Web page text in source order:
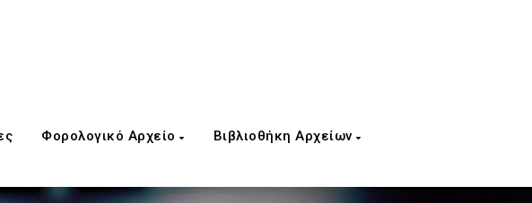
Φορολογικό Αρχείο Βιβλιοθήκη Αρχείων